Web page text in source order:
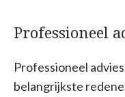
Professioneel
Professioneel
belangrijkste